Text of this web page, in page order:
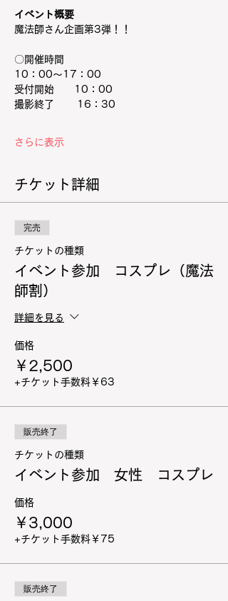
イベント概要
魔法師さん企画第3弾！！
〇開催時間
10：00～17：00
受付開始　　10：00
撮影終了　 　16：30
さらに表示
チケット詳細
完売
チケットの種類
イベント参加 コスプレ（魔法
師割）
詳細を見る
価格
￥2,500
+チケット手数料￥63
販売終了
チケットの種類
イベント参加 女性 コスプレ
価格
￥3,000
+チケット手数料￥75
販売終了